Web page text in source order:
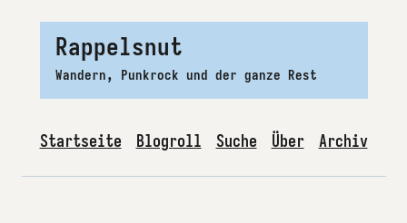
Rappelsnut
Wandern, Punkrock und der ganze Rest
Startseite Blogroll Suche Über Archiv